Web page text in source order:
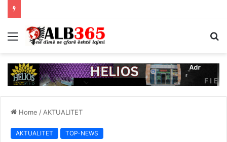
Menu
Home / AKTUALITET
AKTUALITET TOP-NEWS